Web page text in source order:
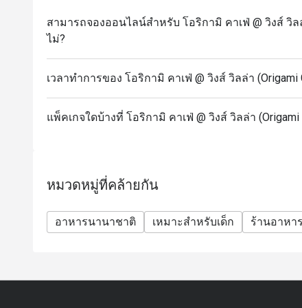
สามารถจองออนไลน์สำหรับ โอริกามิ คาเฟ่ @ วิงส์ วิล
ไม่?
เวลาทำการของ โอริกามิ คาเฟ่ @ วิงส์ วิลล่า (Origami
แพ็คเกจใดบ้างที่ โอริกามิ คาเฟ่ @ วิงส์ วิลล่า (Origami
หมวดหมู่ที่คล้ายกัน
อาหารนานาชาติ เหมาะสำหรับเด็ก ร้านอาหา